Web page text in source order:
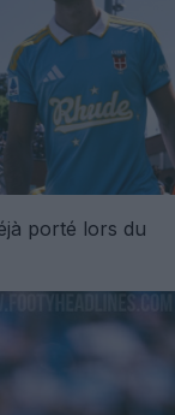
porté lors du